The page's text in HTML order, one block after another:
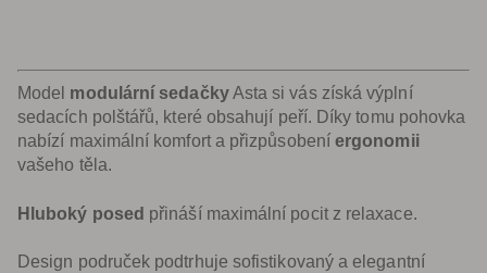
Model modulární sedačkyAsta si vás získá výplní
sedacích polštářů, které obsahují peří. Díky tomu pohovka
nabízí maximální komfort a přizpůsobení ergonomii
vašeho těla.
Hluboký posed přináší maximální pocit z relaxace.
Design područek podtrhuje sofistikovaný a elegantní